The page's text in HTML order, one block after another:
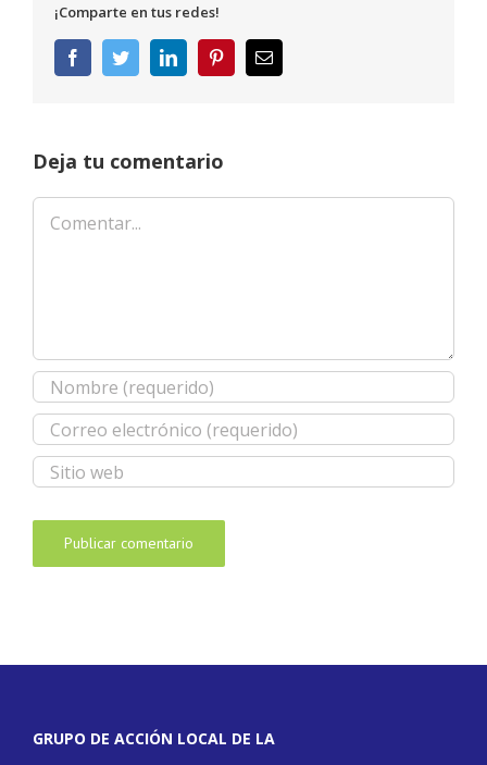
¡Comparte en tus redes!
FacebookTwitterLinkedInPinterestCorreo
electrónico
Deja tu comentario
Comentar
GRUPO DE ACCIÓN LOCAL DE LA